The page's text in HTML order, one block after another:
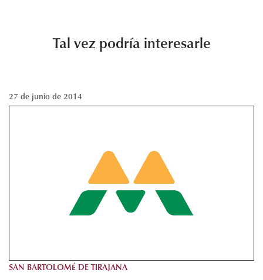
Tal vez podría interesarle
27 de junio de 2014
SAN BARTOLOMÉ DE TIRAJANA